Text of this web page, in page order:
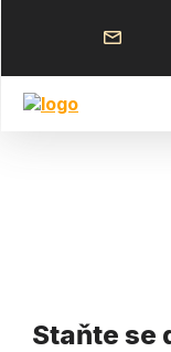
obsahu
Horní
Staňte se